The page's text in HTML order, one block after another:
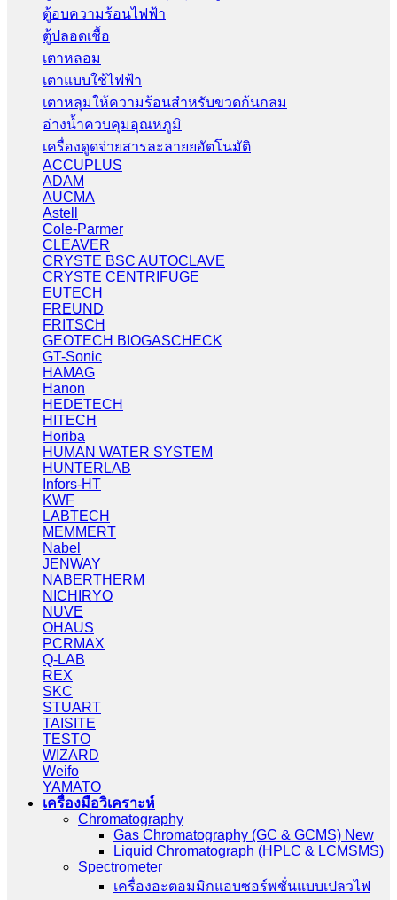
ตู้อบความร้อนไฟฟ้า
ตู้ปลอดเชื้อ
เตาหลอม
เตาแบบใช้ไฟฟ้า
เตาหลุมให้ความร้อนสำหรับขวดก้นกลม
อ่างน้ำควบคุมอุณหภูมิ
เครื่องดูดจ่ายสารละลายยอัตโนมัติ
ACCUPLUS
ADAM
AUCMA
Astell
Cole-Parmer
CLEAVER
CRYSTE BSC AUTOCLAVE
CRYSTE CENTRIFUGE
EUTECH
FREUND
FRITSCH
GEOTECH BIOGASCHECK
GT-Sonic
HAMAG
Hanon
HEDETECH
HITECH
Horiba
HUMAN WATER SYSTEM
HUNTERLAB
Infors-HT
KWF
LABTECH
MEMMERT
Nabel
JENWAY
NABERTHERM
NICHIRYO
NUVE
OHAUS
PCRMAX
Q-LAB
REX
SKC
STUART
TAISITE
TESTO
WIZARD
Weifo
YAMATO
เครื่องมือวิเคราะห์
Chromatography
Gas Chromatography (GC & GCMS) New
Liquid Chromatograph (HPLC & LCMSMS)
Spectrometer
เครื่องอะตอมมิกแอบซอร์พชั่นแบบเปลวไฟ